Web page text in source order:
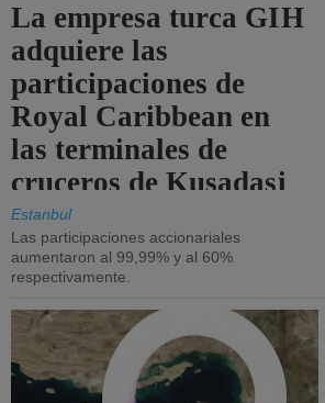
La empresa turca GIH
adquiere las
participaciones de
Royal Caribbean en
las terminales de
cruceros de Kusadasi
y Lisboa.
Estanbul
Las participaciones accionariales
aumentaron al 99,99% y al 60%
respectivamente.